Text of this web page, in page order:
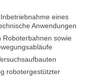
eines
Anwendungen
Roboterbahnen sowie
robotergestützter